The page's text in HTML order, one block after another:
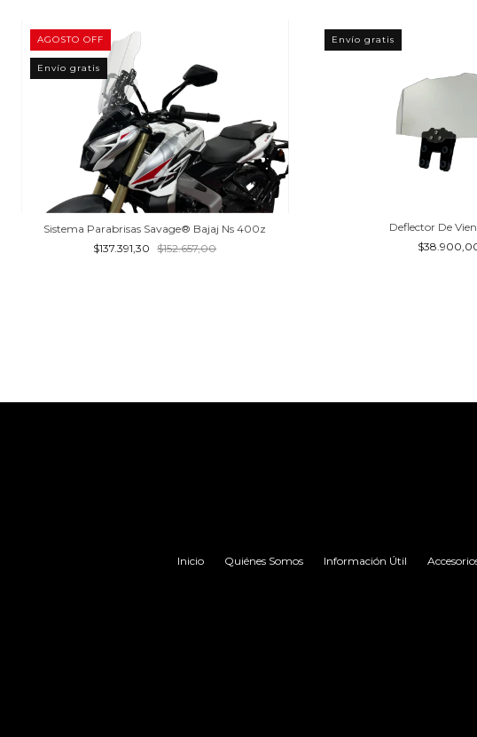
AGOSTO OFF
Envío gratis
Sistema Parabrisas Savage® Bajaj Ns 400z
$137.391,30
$152.657,00
Envío gratis
Deflector De
Inicio Quiénes Somos Información Útil